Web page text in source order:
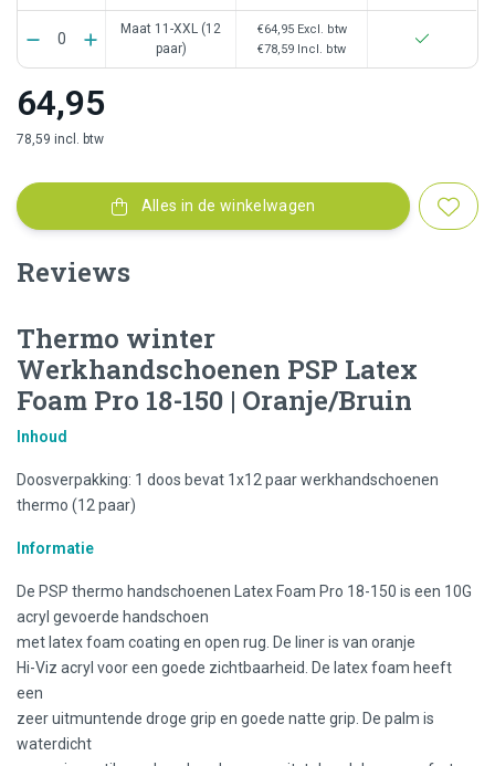
Maat 11-XXL (12
paar)
€64,95 Excl. btw
€78,59 Incl. btw
64,95
78,59 incl. btw
Alles in de winkelwagen
Reviews
Thermo winter
Werkhandschoenen PSP Latex
Foam Pro 18-150 | Oranje/Bruin
Inhoud
Doosverpakking: 1 doos bevat 1x12 paar werkhandschoenen
thermo (12 paar)
Informatie
De PSP thermo handschoenen Latex Foam Pro 18-150 is een 10G
acryl gevoerde handschoen
met latex foam coating en open rug. De liner is van oranje
Hi-Viz acryl voor een goede zichtbaarheid. De latex foam heeft
een
zeer uitmuntende droge grip en goede natte grip. De palm is
waterdicht